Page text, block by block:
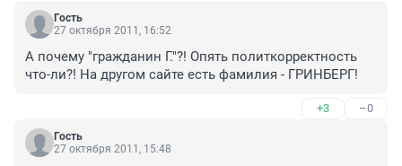
Гость
27 октября 2011, 16:52
А почему "гражданин Г."?! Опять политкорректность
что-ли?! На другом сайте есть фамилия - ГРИНБЕРГ!
+3 –0
Гость
27 октября 2011, 15:48